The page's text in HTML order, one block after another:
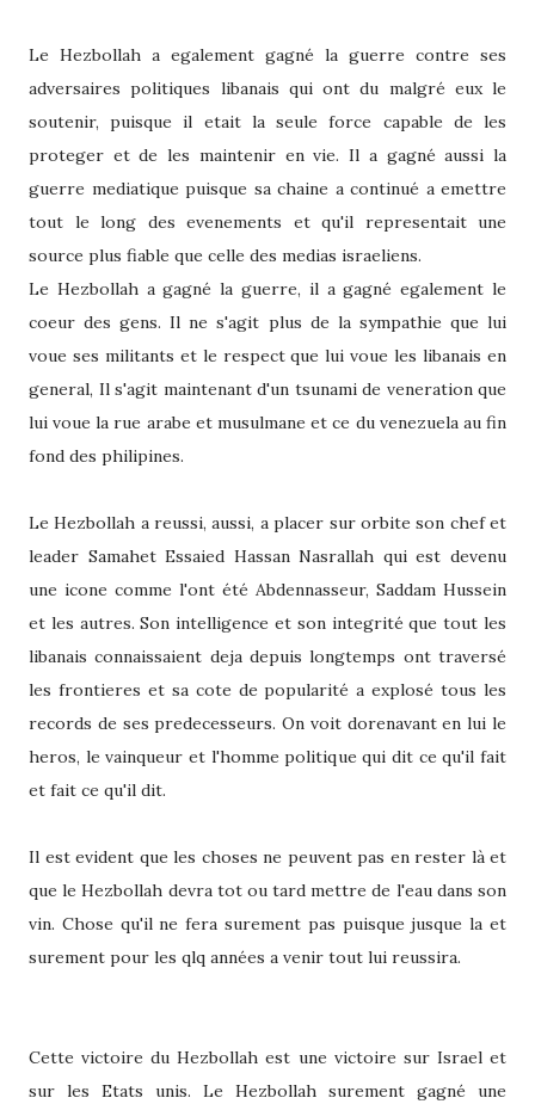
Le Hezbollah a egalement gagné la guerre contre ses
adversaires politiques libanais qui ont du malgré eux le
soutenir, puisque il etait la seule force capable de les
proteger et de les maintenir en vie. Il a gagné aussi la
guerre mediatique puisque sa chaine a continué a emettre
tout le long des evenements et qu'il representait une
source plus fiable que celle des medias israeliens.
Le Hezbollah a gagné la guerre, il a gagné egalement le
coeur des gens. Il ne s'agit plus de la sympathie que lui
voue ses militants et le respect que lui voue les libanais en
general, Il s'agit maintenant d'un tsunami de veneration que
lui voue la rue arabe et musulmane et ce du venezuela au fin
fond des philipines.
Le Hezbollah a reussi, aussi, a placer sur orbite son chef et
leader Samahet Essaied Hassan Nasrallah qui est devenu
une icone comme l'ont été Abdennasseur, Saddam Hussein
et les autres. Son intelligence et son integrité que tout les
libanais connaissaient deja depuis longtemps ont traversé
les frontieres et sa cote de popularité a explosé tous les
records de ses predecesseurs. On voit dorenavant en lui le
heros, le vainqueur et l'homme politique qui dit ce qu'il fait
et fait ce qu'il dit.
Il est evident que les choses ne peuvent pas en rester là et
que le Hezbollah devra tot ou tard mettre de l'eau dans son
vin. Chose qu'il ne fera surement pas puisque jusque la et
surement pour les qlq années a venir tout lui reussira.
Cette victoire du Hezbollah est une victoire sur Israel et
sur les Etats unis. Le Hezbollah surement gagné une